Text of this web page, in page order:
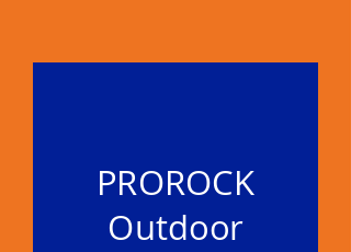
PROROCK
Outdoor